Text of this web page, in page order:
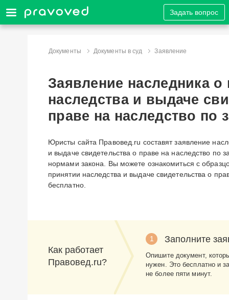
Задать вопрос
Документы Документы в суд Заявление
Заявление наследника о
наследства и выдаче
праве на наследство по
Юристы сайта Правовед.ru составят заявление
и выдаче свидетельства о праве на наследство по
нормами закона. Вы можете ознакомиться с
принятии наследства и выдаче свидетельства о
бесплатно.
Как работает
Правовед.ru?
1 Заполните
Опишите документ,
нужен. Это бесплатно и
не более пяти минут.